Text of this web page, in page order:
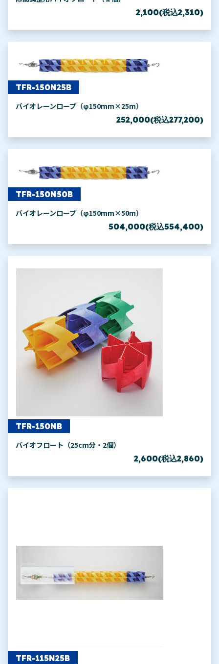
2,100(税込2,310)
TFR-150N25B
バイオレーンロープ（φ150mm×25m）
252,000(税込277,200)
TFR-150N50B
バイオレーンロープ（φ150mm×50m）
504,000(税込554,400)
TFR-150NB
バイオフロート（25cm分・2個）
2,600(税込2,860)
TFR-115N25B